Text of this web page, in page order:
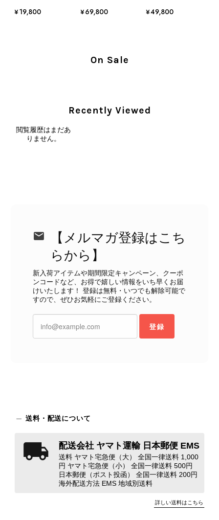
念な思いをおかけしましたこと、心よ
につきましては、当店よりご連絡のう
観の印象だけで商品の状態全体を判断
し、全スタッフで共有してまいりま
す。 オンラインでも安心して商品を
お選びいただけるよう、より正確な状
態確認とご案内に努めてまいります。
商品を無事にお受け取りいただき、ま
安心いたしました！ さらに、「思っ
た以上に素敵なお品でした」とのお言
葉をいただき、スタッフ一同とても嬉
しく、何よりの励みになります。 ぜ
ひこちらの商品を末永くご愛用いただ
商品やご不明な点などございました
¥19,800 ¥69,800 ¥49,800
On Sale
Recently Viewed
閲覧履歴はまだあ
りません。
【メルマガ登録はこち
らから】
新入荷アイテムや期間限定キャンペーン、クーポ
ンコードなど、お得で嬉しい情報をいち早くお届
けいたします！ 登録は無料・いつでも解除可能で
すので、ぜひお気軽にご登録ください。
登録
送料・配送について
配送会社 ヤマト運輸 日本郵便 EMS
送料 ヤマト宅急便（大） 全国一律送料 1,000
円 ヤマト宅急便（小） 全国一律送料 500円
日本郵便（ポスト投函） 全国一律送料 200円
海外配送方法 EMS 地域別送料
詳しい送料はこちら